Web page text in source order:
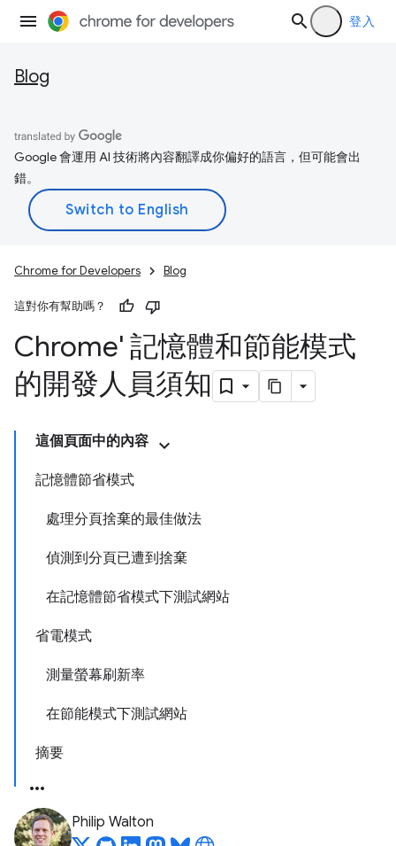
登入
Blog
Google 會運用 AI 技術將內容翻譯成你偏好的語言，但可能會出
錯。
Chrome for Developers Blog
這對你有幫助嗎？
Chrome' 記憶體和節能模式
的開發人員須知
這個頁面中的內容
記憶體節省模式
處理分頁捨棄的最佳做法
偵測到分頁已遭到捨棄
在記憶體節省模式下測試網站
省電模式
測量螢幕刷新率
在節能模式下測試網站
摘要
Philip Walton